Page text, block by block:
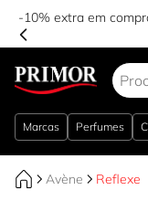
-10% extra em
Marcas Perfumes
Avène Reflexe